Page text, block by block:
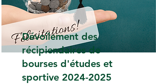
Dévoilement des
récipiendaires de
bourses d'études et
sportive 2024-2025